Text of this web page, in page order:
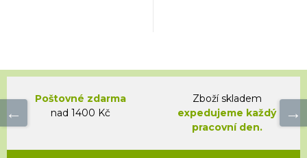
Poštovné zdarma
nad 1400 Kč
Zboží skladem
expedujeme každý
pracovní den.